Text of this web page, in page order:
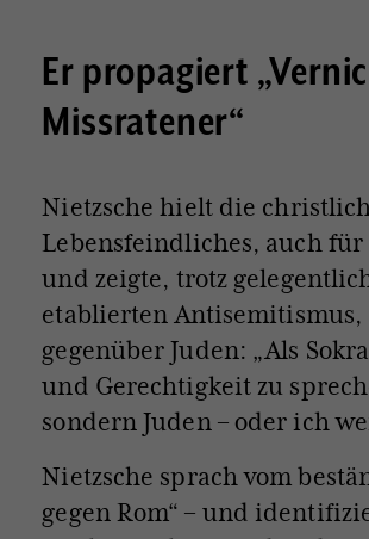
Er propagiert
Missratener“
Nietzsche hielt die
Lebensfeindliches, auch
und zeigte, trotz
etablierten
gegenüber Juden: „Als
und Gerechtigkeit zu
sondern Juden – oder ich
Nietzsche sprach vom
gegen Rom“ – und